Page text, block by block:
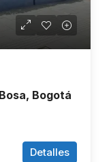
Bogotá
Detalles